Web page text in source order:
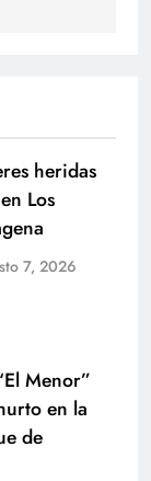
heridas
Los
7, 2026
Menor”
en la
de